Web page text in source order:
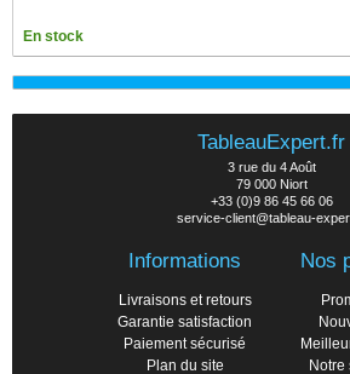
En stock
TableauExpert.fr
3 rue du 4 Août
79 000 Niort
+33 (0)9 86 45 66 06
service-client@tableau-
Informations
Livraisons et retours
Garantie satisfaction
Paiement sécurisé
Plan du site
Nos
Notre